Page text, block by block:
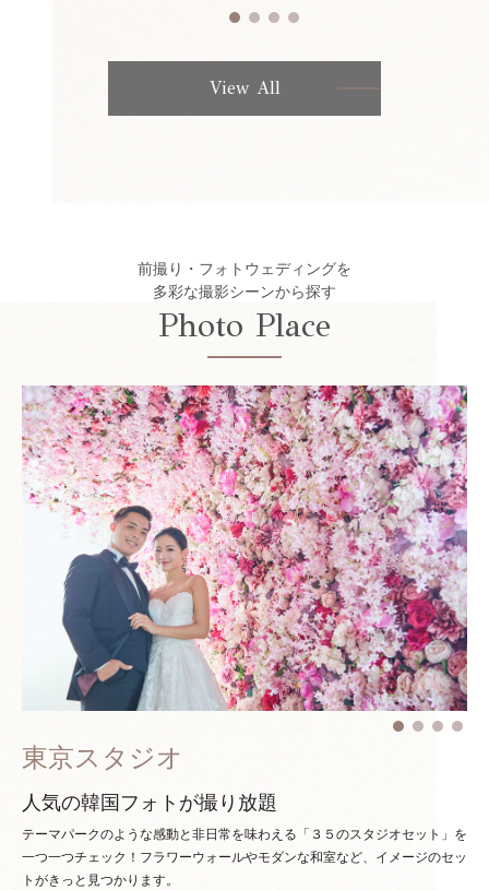
View All
前撮り・フォトウェディングを
多彩な撮影シーンから探す
Photo Place
東京スタジオ
人気の韓国フォトが撮り放題
テーマパークのような感動と非日常を味わえる「３５のスタジオセット」を
一つ一つチェック！ フラワーウォールやモダンな和室など、イメージのセッ
トがきっと見つかります。